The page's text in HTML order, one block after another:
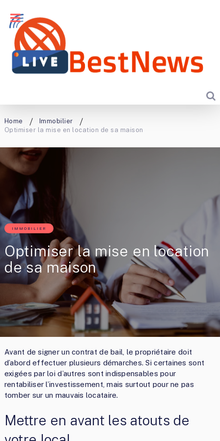
Home
Immobilier
Optimiser la mise en location de sa maison
IMMOBILIER
Optimiser la mise en location
de sa maison
Avant de signer un contrat de bail, le propriétaire doit
d’abord effectuer plusieurs démarches. Si certaines sont
exigées par loi d’autres sont indispensables pour
rentabiliser l’investissement, mais surtout pour ne pas
tomber sur un mauvais locataire.
Mettre en avant les atouts de